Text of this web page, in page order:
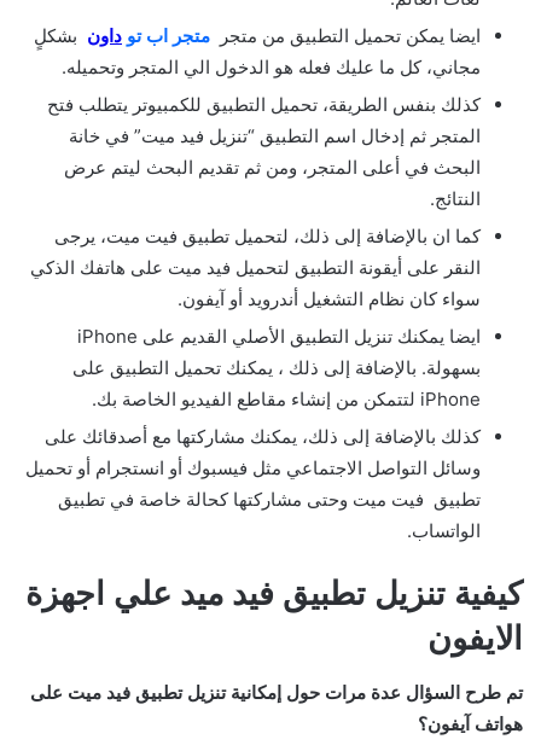
ايضا يمكن تحميل التطبيق من متجر متجر اب تو داون بشكلٍ
مجاني، كل ما عليك فعله هو الدخول الي المتجر وتحميله.
كذلك بنفس الطريقة، تحميل التطبيق للكمبيوتر يتطلب فتح
المتجر ثم إدخال اسم التطبيق “تنزيل فيد ميت” في خانة
البحث في أعلى المتجر، ومن ثم تقديم البحث ليتم عرض
النتائج.
كما ان بالإضافة إلى ذلك، لتحميل تطبيق فيت ميت، يرجى
النقر على أيقونة التطبيق لتحميل فيد ميت على هاتفك الذكي
سواء كان نظام التشغيل أندرويد أو آيفون.
ايضا يمكنك تنزيل التطبيق الأصلي القديم على iPhone
بسهولة. بالإضافة إلى ذلك ، يمكنك تحميل التطبيق على
iPhone لتتمكن من إنشاء مقاطع الفيديو الخاصة بك.
كذلك بالإضافة إلى ذلك، يمكنك مشاركتها مع أصدقائك على
وسائل التواصل الاجتماعي مثل فيسبوك أو انستجرام أو تحميل
تطبيق فيت ميت وحتى مشاركتها كحالة خاصة في تطبيق
الواتساب.
كيفية تنزيل تطبيق فيد ميد علي اجهزة
الايفون
تم طرح السؤال عدة مرات حول إمكانية تنزيل تطبيق فيد ميت على
هواتف آيفون؟